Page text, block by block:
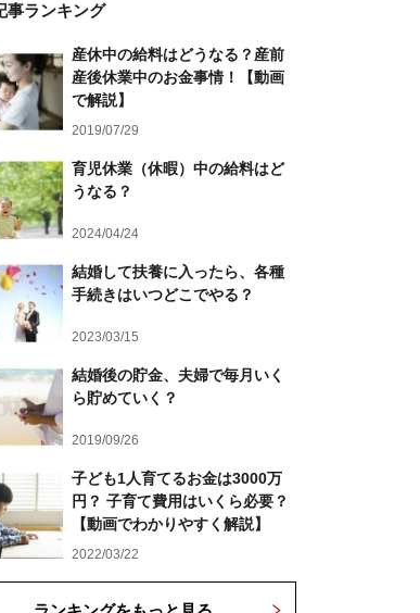
事ランキング
産休中の給料はどうなる？産前
産後休業中のお金事情！【動画
で解説】
2019/07/29
育児休業（休暇）中の給料はど
うなる？
2024/04/24
結婚して扶養に入ったら、各種
手続きはいつどこでやる？
2023/03/15
結婚後の貯金、夫婦で毎月いく
ら貯めていく？
2019/09/26
子ども1人育てるお金は3000万
円？ 子育て費用はいくら必要？
【動画でわかりやすく解説】
2022/03/22